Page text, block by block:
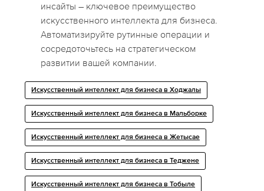
инсайты – ключевое преимущество
искусственного интеллекта для бизнеса.
Автоматизируйте рутинные операции и
сосредоточьтесь на стратегическом
развитии вашей компании.
Искусственный интеллект для бизнеса в Ходжалы
Искусственный интеллект для бизнеса в Мальборке
Искусственный интеллект для бизнеса в Жетысае
Искусственный интеллект для бизнеса в Теджене
Искусственный интеллект для бизнеса в Тобыле